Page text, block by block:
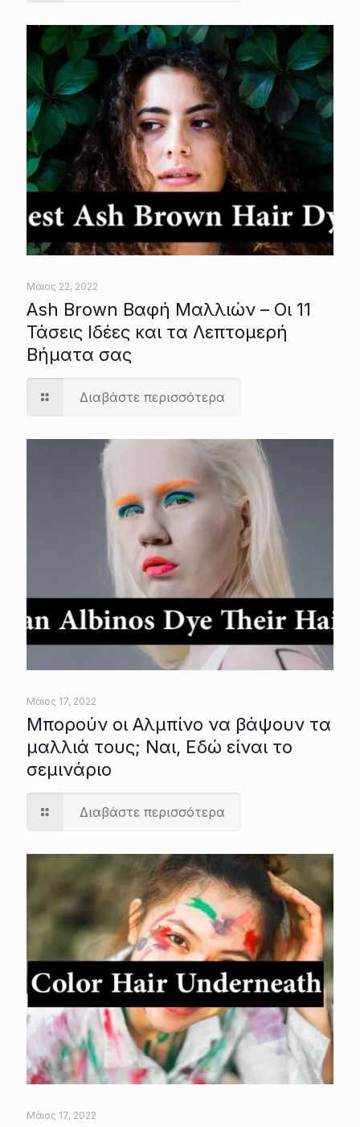
Μάιος 22, 2022
Ash Brown Βαφή Μαλλιών – Οι 11
Τάσεις Ιδέες και τα Λεπτομερή
Βήματα σας
Διαβάστε περισσότερα
Μάιος 17, 2022
Μπορούν οι Αλμπίνο να βάψουν τα
μαλλιά τους; Ναι, Εδώ είναι το
σεμινάριο
Διαβάστε περισσότερα
Μάιος 17, 2022